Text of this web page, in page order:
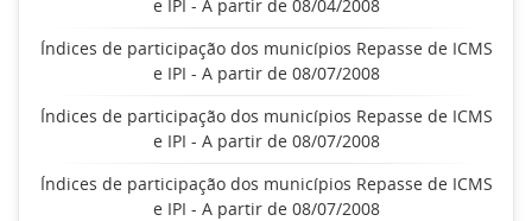
e IPI - A partir de 08/04/2008
Índices de participação dos municípios Repasse de ICMS
e IPI - A partir de 08/07/2008
Índices de participação dos municípios Repasse de ICMS
e IPI - A partir de 08/07/2008
Índices de participação dos municípios Repasse de ICMS
e IPI - A partir de 08/07/2008